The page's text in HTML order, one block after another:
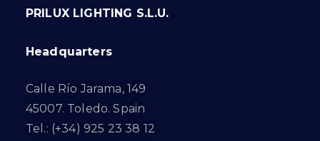
PRILUX LIGHTING S.L.U.
Headquarters
Calle Río Jarama, 149
45007. Toledo. Spain
Tel.: (+34) 925 23 38 12